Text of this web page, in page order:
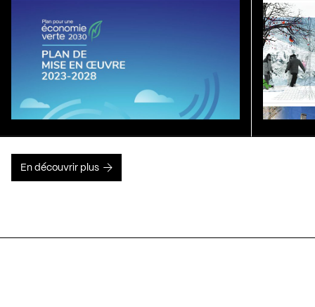
En découvrir plus